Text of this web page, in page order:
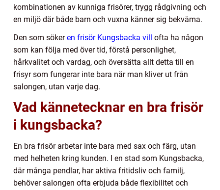
kombinationen av kunniga frisörer, trygg rådgivning och
en miljö där både barn och vuxna känner sig bekväma.
Den som sökeren frisör Kungsbacka vill ofta ha någon
som kan följa med över tid, förstå personlighet,
hårkvalitet och vardag, och översätta allt detta till en
frisyr som fungerar inte bara när man kliver ut från
salongen, utan varje dag.
Vad kännetecknar en bra frisör
i kungsbacka?
En bra frisör arbetar inte bara med sax och färg, utan
med helheten kring kunden. I en stad som Kungsbacka,
där många pendlar, har aktiva fritidsliv och familj,
behöver salongen ofta erbjuda både flexibilitet och